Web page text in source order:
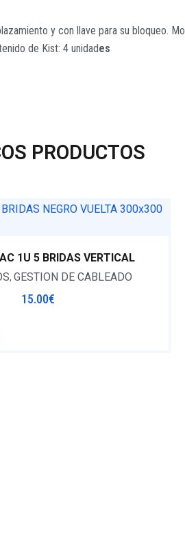
y con llave para su bloqueo.
de Kist: 4 unidades
PRODUCTOS
1U 5 BRIDAS VERTICAL
,GESTION DE CABLEADO
15.00€